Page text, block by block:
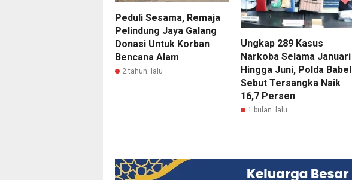
Peduli Sesama, Remaja
Pelindung Jaya Galang
Donasi Untuk Korban
Bencana Alam
2 tahun lalu
Ungkap 289 Kasus
Narkoba Selama Januari
Hingga Juni, Polda Babel
Sebut Tersangka Naik
16,7 Persen
1 bulan lalu